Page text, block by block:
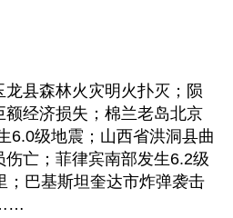
县森林火灾明火扑灭；陨
经济损失；棉兰老岛北京
6.0级地震；山西省洪洞县曲
亡；菲律宾南部发生6.2级
；巴基斯坦奎达市炸弹袭击